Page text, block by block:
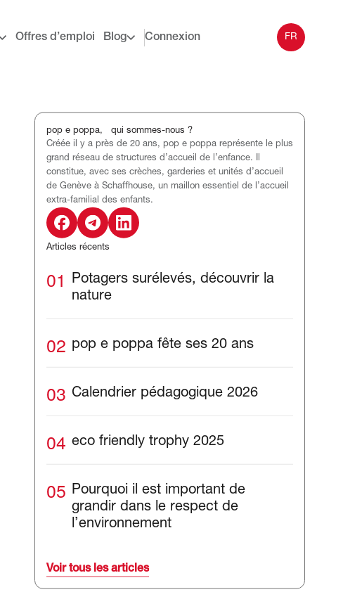
Offres d’emploi Blog Connexion FR
pop e poppa, qui sommes-nous ?
Créée il y a près de 20 ans, pop e poppa représente le plus
grand réseau de structures d’accueil de l’enfance. Il
constitue, avec ses crèches, garderies et unités d’accueil
de Genève à Schaffhouse, un maillon essentiel de l’accueil
extra-familial des enfants.
Articles récents
01
Potagers surélevés, découvrir la
nature
02 pop e poppa fête ses 20 ans
03 Calendrier pédagogique 2026
04 eco friendly trophy 2025
05 Pourquoi il est important de
grandir dans le respect de
l’environnement
Voir tous les articles